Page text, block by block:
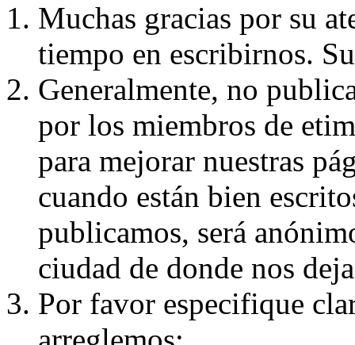
Muchas gracias por su
tiempo en escribirnos.
Generalmente, no
por los miembros de
para mejorar nuestras
cuando están bien
publicamos, será
ciudad de donde nos
Por favor especifique